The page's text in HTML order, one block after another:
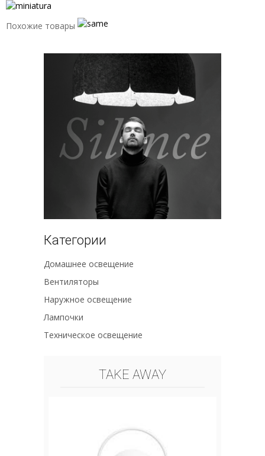
Похожие товары
Категории
Домашнее освещение
Вентиляторы
Наружное освещение
Лампочки
Техническое освещение
TAKE AWAY